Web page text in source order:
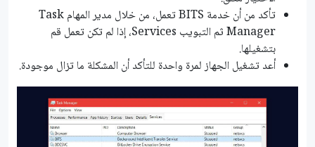
تأكد من أن خدمة BITS تعمل، من خلال مدير المهام Task
Manager ثم التبويب Services، إذا لم تكن تعمل قم
بتشغيلها.
أعد تشغيل الجهاز لمرة واحدة للتأكد أن المشكلة ما تزال موجودة.